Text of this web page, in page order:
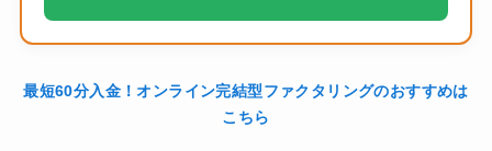
最短60分入金！オンライン完結型ファクタリングのおすすめは
こちら